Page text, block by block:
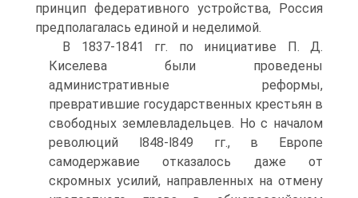
принцип федеративного устройства, Россия
предполагалась единой и неделимой.
В 1837-1841 гг. по инициативе П. Д.
Киселева были проведены
административные реформы,
превратившие государственных крестьян в
свободных землевладельцев. Но с началом
революций l848-l849 гг., в Европе
самодержавие отказалось даже от
скромных усилий, направленных на отмену